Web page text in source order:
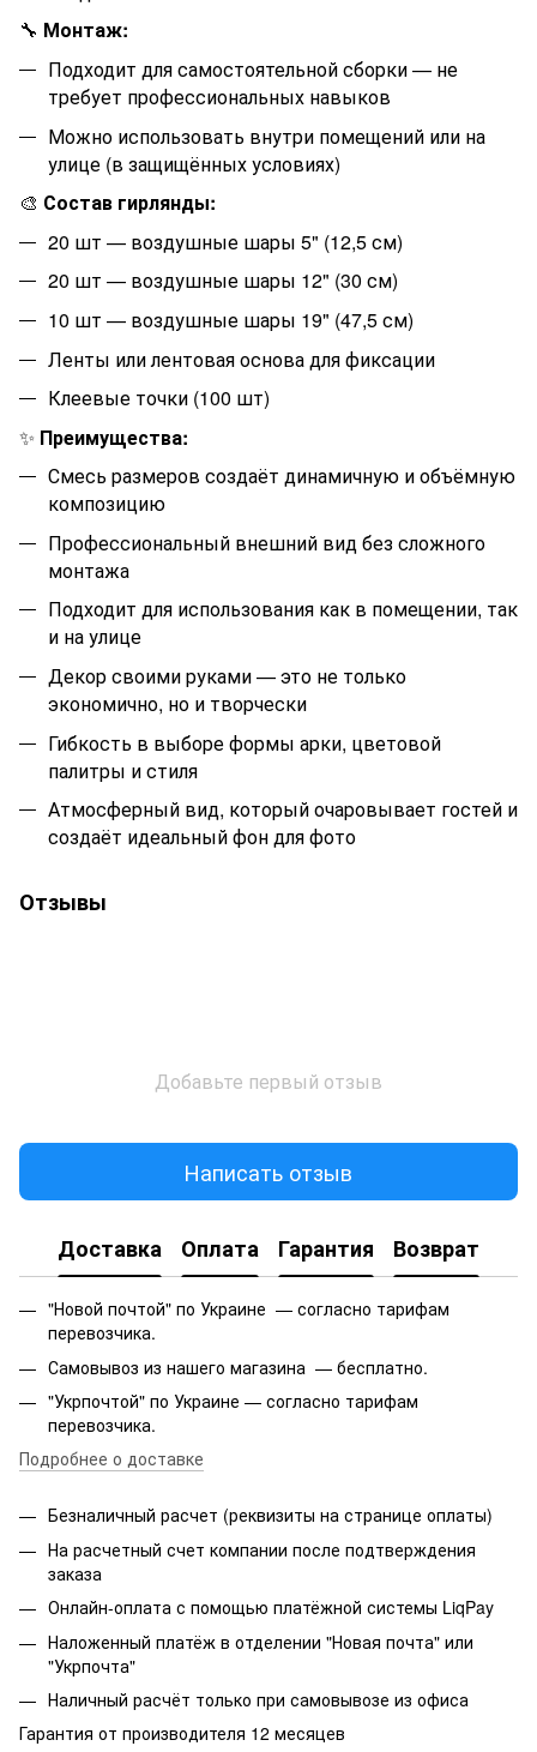
🔧 Монтаж:
Подходит для самостоятельной сборки — не
требует профессиональных навыков
Можно использовать внутри помещений или на
улице (в защищённых условиях)
🎨 Состав гирлянды:
20 шт — воздушные шары 5" (12,5 см)
20 шт — воздушные шары 12" (30 см)
10 шт — воздушные шары 19" (47,5 см)
Ленты или лентовая основа для фиксации
Клеевые точки (100 шт)
✨ Преимущества:
Смесь размеров создаёт динамичную и объёмную
композицию
Профессиональный внешний вид без сложного
монтажа
Подходит для использования как в помещении, так
и на улице
Декор своими руками — это не только
экономично, но и творчески
Гибкость в выборе формы арки, цветовой
палитры и стиля
Атмосферный вид, который очаровывает гостей и
создаёт идеальный фон для фото
Отзывы
Добавьте первый отзыв
Написать отзыв
Доставка Оплата Гарантия Возврат
"Новой почтой" по Украине — согласно тарифам
перевозчика.
Самовывоз из нашего магазина — бесплатно.
"Укрпочтой" по Украине — согласно тарифам
перевозчика.
Подробнее о доставке
Безналичный расчет (реквизиты на странице оплаты)
На расчетный счет компании после подтверждения
заказа
Онлайн-оплата с помощью платёжной системы LiqPay
Наложенный платёж в отделении "Новая почта" или
"Укрпочта"
Наличный расчёт только при самовывозе из офиса
Гарантия от производителя 12 месяцев